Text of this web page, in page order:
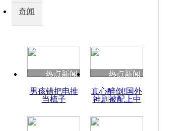
秀
奇闻
热点新闻
男孩错把电推
当梳子
热点新闻
真心醉倒!国外
神剧被配上中